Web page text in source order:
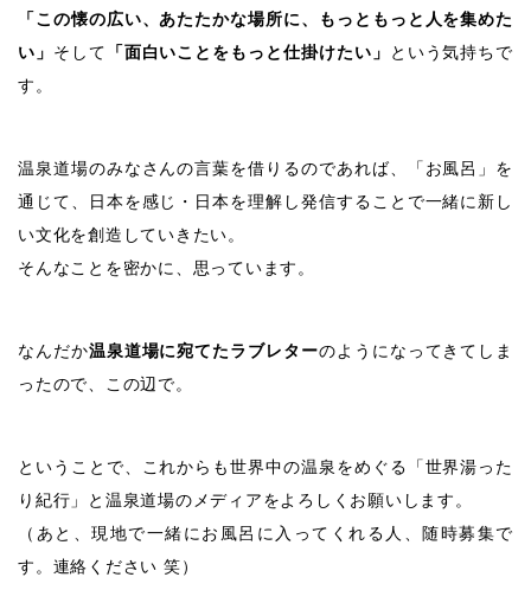
「この懐の広い、あたたかな場所に、もっともっと人を集めた
い」 そして 「面白いことをもっと仕掛けたい」
という気持ちで
す。
温泉道場のみなさんの言葉を借りるのであれば、「お風呂」を
通じて、日本を感じ・日本を理解し発信することで一緒に新し
い文化を創造していきたい。
そんなことを密かに、思っています。
なんだか温泉道場に宛てたラブレターのようになってきてしま
ったので、この辺で。
ということで、これからも世界中の温泉をめぐる「世界湯った
り紀行」と温泉道場のメディアをよろしくお願いします。
（あと、現地で一緒にお風呂に入ってくれる人、随時募集で
す。連絡ください 笑）